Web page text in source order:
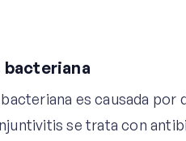
es causada por
se trata con